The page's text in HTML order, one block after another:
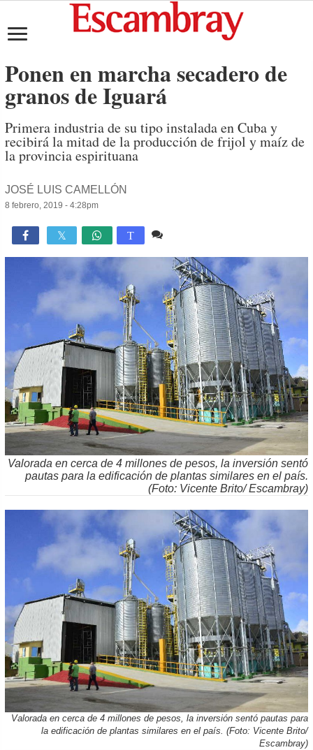
Ponen en marcha secadero de
granos de Iguará
Primera industria de su tipo instalada en Cuba y
recibirá la mitad de la producción de frijol y maíz de
la provincia espirituana
JOSÉ LUIS CAMELLÓN
8 febrero, 2019 - 4:28pm
 T
Valorada en cerca de 4 millones de pesos, la inversión sentó
pautas para la edificación de plantas similares en el país.
(Foto: Vicente Brito/ Escambray)
Valorada en cerca de 4 millones de pesos, la inversión sentó pautas para
la edificación de plantas similares en el país. (Foto: Vicente Brito/
Escambray)